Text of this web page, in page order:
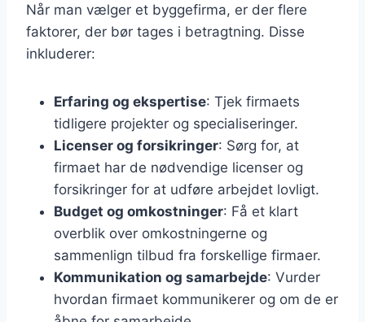
Når man vælger et byggefirma, er der flere
faktorer, der bør tages i betragtning. Disse
inkluderer:
Erfaring og ekspertise: Tjek firmaets
tidligere projekter og specialiseringer.
Licenser og forsikringer: Sørg for, at
firmaet har de nødvendige licenser og
forsikringer for at udføre arbejdet lovligt.
Budget og omkostninger: Få et klart
overblik over omkostningerne og
sammenlign tilbud fra forskellige firmaer.
Kommunikation og samarbejde: Vurder
hvordan firmaet kommunikerer og om de er